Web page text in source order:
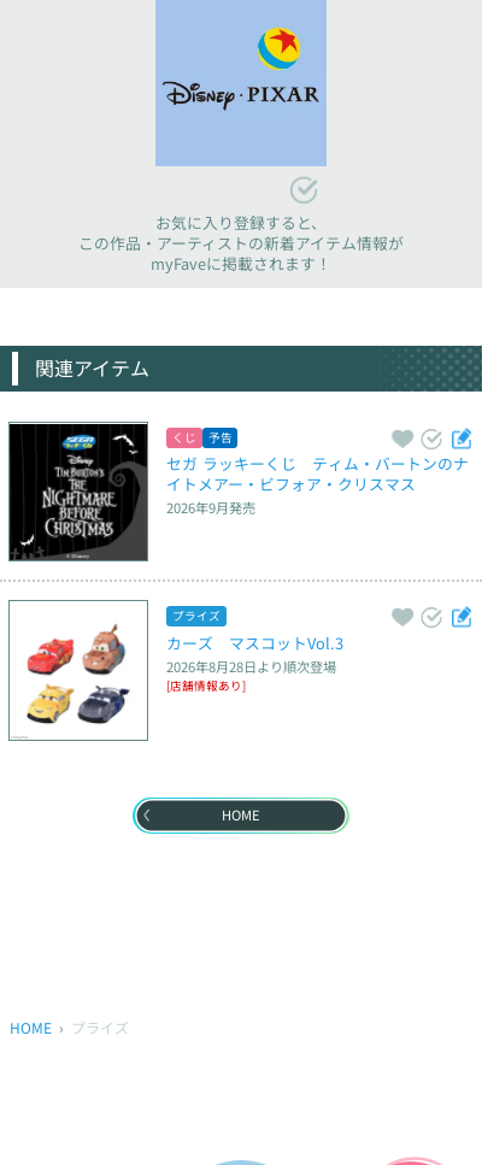
お気に入り登録すると、
この作品・アーティストの新着アイテム情報が
myFaveに掲載されます！
関連アイテム
くじ 予告
セガ ラッキーくじ　ティム・バートンのナ
イトメアー・ビフォア・クリスマス
2026年9月発売
プライズ
カーズ　マスコットVol.3
2026年8月28日より順次登場
[店舗情報あり]
HOME
HOME プライズ